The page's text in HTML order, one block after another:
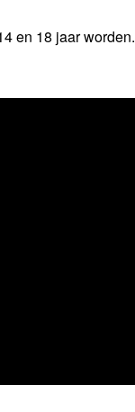
en 18 jaar worden.